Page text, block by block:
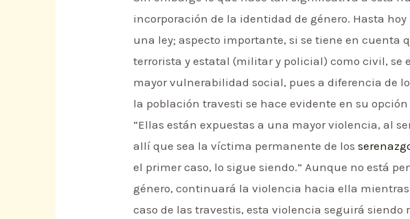
incorporación de la identidad de género. Hasta
una ley; aspecto importante, si se tiene en
terrorista y estatal (militar y policial) como civil, se
mayor vulnerabilidad social, pues a diferencia de
la población travesti se hace evidente en su
“Ellas están expuestas a una mayor violencia, al
allí que sea la víctima permanente de los
el primer caso, lo sigue siendo.” Aunque no está
género, continuará la violencia hacia ella
caso de las travestis, esta violencia seguirá siendo